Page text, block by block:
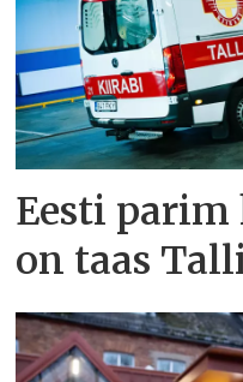
Eesti
on taas